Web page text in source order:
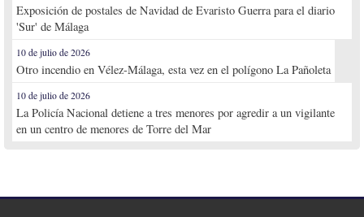
Exposición de postales de Navidad de Evaristo Guerra para el diario
'Sur' de Málaga
10 de julio de 2026
Otro incendio en Vélez-Málaga, esta vez en el polígono La Pañoleta
10 de julio de 2026
La Policía Nacional detiene a tres menores por agredir a un vigilante
en un centro de menores de Torre del Mar